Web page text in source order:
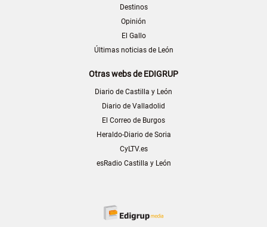
Destinos
Opinión
El Gallo
Últimas noticias de León
Otras webs de EDIGRUP
Diario de Castilla y León
Diario de Valladolid
El Correo de Burgos
Heraldo-Diario de Soria
CyLTV.es
esRadio Castilla y León